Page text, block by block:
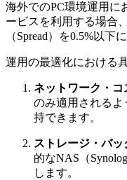
海外でのPC環境運用に
ービスを利用する場合
（Spread）を0.5%以下
運用の最適化における
ネットワーク・コ
のみ適用されるよ
持できます。
ストレージ・バ
的なNAS（
します。